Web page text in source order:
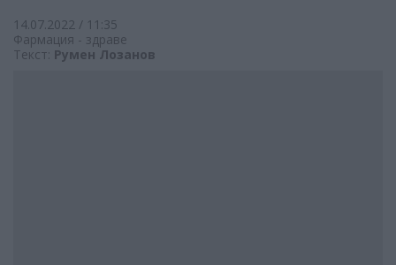
14.07.2022 / 11:35
Фармация - здраве
Текст: Румен Лозанов